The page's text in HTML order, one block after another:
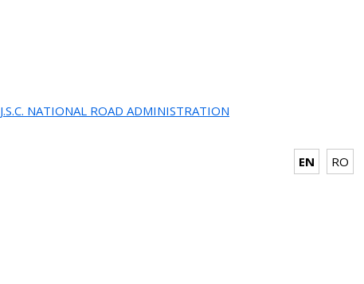
J.S.C. NATIONAL ROAD ADMINISTRATION
EN RO